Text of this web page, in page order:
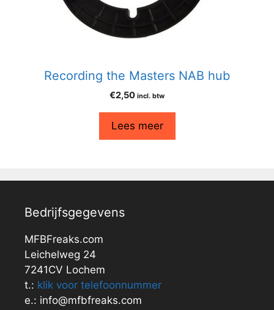
Recording the Masters NAB hub
€2,50 incl. btw
Lees meer
Bedrijfsgegevens
MFBFreaks.com
Leichelweg 24
7241CV Lochem
t.: klik voor telefoonnummer
e.: info@mfbfreaks.com